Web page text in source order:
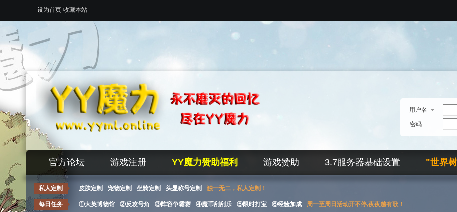
设为首页 收藏本站
用户名
密码
官方论坛 游戏注册 YY魔力赞助福利 游戏赞助 3.7服务器基础设置 "世界
私人定制 皮肤定制 宠物定制 坐骑定制 头显称号定制 独一无二，私人定制！
每日任务 ①大英博物馆 ②反攻号角 ③阵容争霸赛 ④魔币刮刮乐 ⑤限时打宝 ⑥经验加成 周一至周日活动开不停,夜夜越有歌！